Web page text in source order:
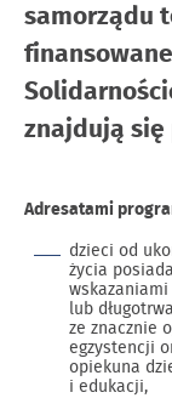
samorządu
znajdują się
Adresatami
dzieci od
życia
lub
ze znacznie
egzystencji
opiekuna
i edukacji,